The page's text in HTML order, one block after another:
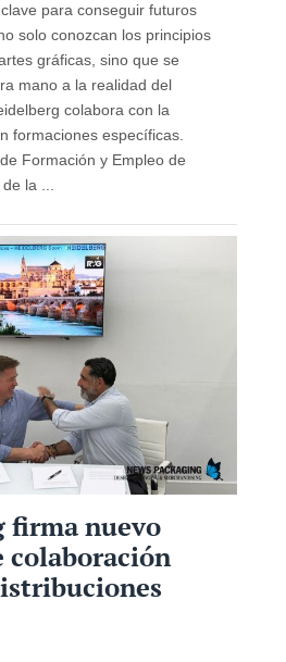
para conseguir futuros
solo conozcan los principios
gráficas, sino que se
mano a la realidad del
colabora con la
formaciones específicas.
Formación y Empleo de
la ...
firma nuevo
colaboración